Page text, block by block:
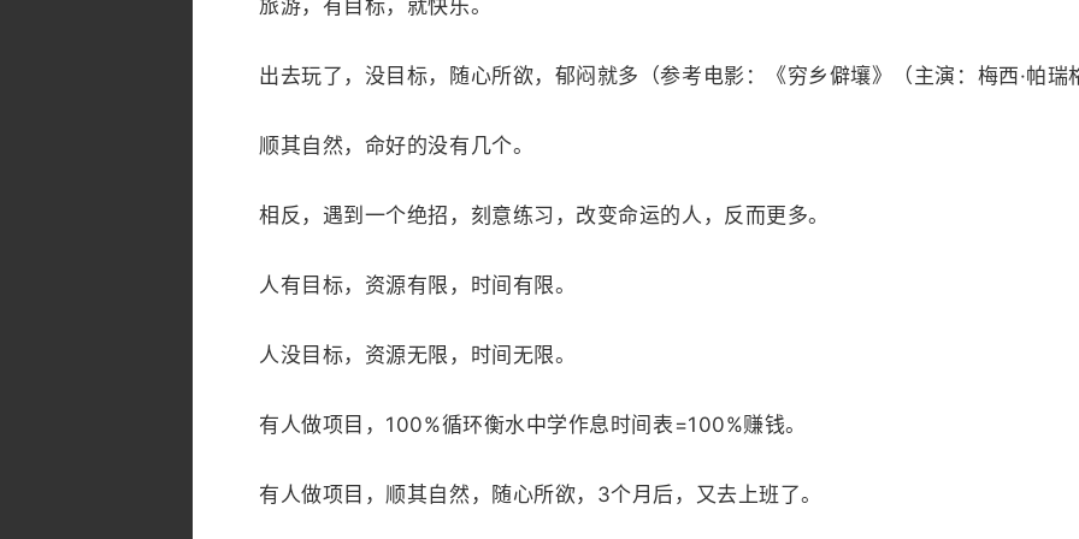
旅游，有目标，就快乐。
出去玩了，没目标，随心所欲，郁闷就多（参考电影：《穷乡僻壤》（主演：梅西·帕瑞
顺其自然，命好的没有几个。
相反，遇到一个绝招，刻意练习，改变命运的人，反而更多。
人有目标，资源有限，时间有限。
人没目标，资源无限，时间无限。
有人做项目，100%循环衡水中学作息时间表=100%赚钱。
有人做项目，顺其自然，随心所欲，3个月后，又去上班了。